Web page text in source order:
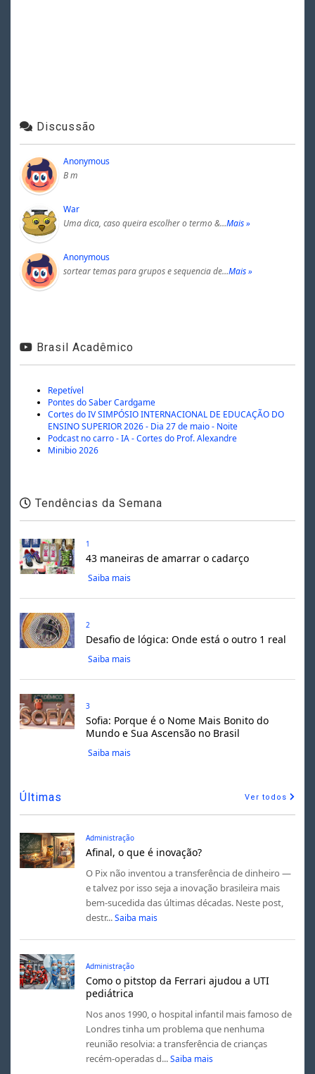
Discussão
Anonymous
B m
War
Uma dica, caso queira escolher o termo &…Mais »
Anonymous
sortear temas para grupos e sequencia de…Mais »
Brasil Acadêmico
Repetível
Pontes do Saber Cardgame
Cortes do IV SIMPÓSIO INTERNACIONAL DE EDUCAÇÃO DO
ENSINO SUPERIOR 2026 - Dia 27 de maio - Noite
Podcast no carro - IA - Cortes do Prof. Alexandre
Minibio 2026
Tendências da Semana
1
43 maneiras de amarrar o cadarço
Saiba mais
2
Desafio de lógica: Onde está o outro 1 real
Saiba mais
3
Sofia: Porque é o Nome Mais Bonito do
Mundo e Sua Ascensão no Brasil
Saiba mais
Últimas Ver todos
Administração
Afinal, o que é inovação?
O Pix não inventou a transferência de dinheiro —
e talvez por isso seja a inovação brasileira mais
bem-sucedida das últimas décadas. Neste post,
destr... Saiba mais
Administração
Como o pitstop da Ferrari ajudou a UTI
pediátrica
Nos anos 1990, o hospital infantil mais famoso de
Londres tinha um problema que nenhuma
reunião resolvia: a transferência de crianças
recém-operadas d... Saiba mais